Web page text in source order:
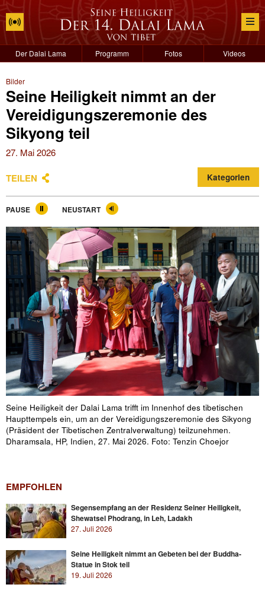
Der Dalai Lama Programm Fotos Videos
Bilder
Seine Heiligkeit nimmt an der
Vereidigungszeremonie des
Sikyong teil
27. Mai 2026
TEILEN Kategorien
PAUSE NEUSTART
Seine Heiligkeit der Dalai Lama trifft im Innenhof des tibetischen
Haupttempels ein, um an der Vereidigungszeremonie des Sikyong
(Präsident der Tibetischen Zentralverwaltung) teilzunehmen.
Dharamsala, HP, Indien, 27. Mai 2026. Foto: Tenzin Choejor
EMPFOHLEN
Segensempfang an der Residenz Seiner Heiligkeit,
Shewatsel Phodrang, in Leh, Ladakh
27. Juli 2026
Seine Heiligkeit nimmt an Gebeten bei der Buddha-
Statue in Stok teil
19. Juli 2026